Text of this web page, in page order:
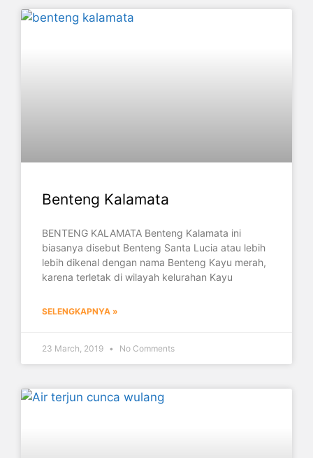
Benteng Kalamata
BENTENG KALAMATA Benteng Kalamata ini
biasanya disebut Benteng Santa Lucia atau lebih
lebih dikenal dengan nama Benteng Kayu merah,
karena terletak di wilayah kelurahan Kayu
SELENGKAPNYA »
23 March, 2019 No Comments